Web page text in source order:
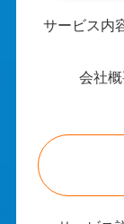
サービス内
会社